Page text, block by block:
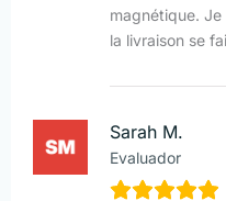
magnétique.
la livraison se
Sarah M.
Evaluador